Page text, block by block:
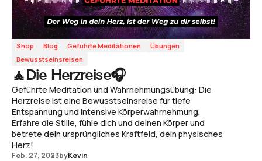
Shop Blog Geführte Meditationen
Übungen
Bewusstseinsreisen
🧘Die Herzreise🎧
Geführte Meditation und Wahrnehmungsübung: Die
Herzreise ist eine Bewusstseinsreise für tiefe
Entspannung und intensive Körperwahrnehmung.
Erfahre die Stille, fühle dich und deinen Körper und
betrete dein ursprüngliches Kraftfeld, dein physisches
Herz!
Feb. 27, 2023byKevin